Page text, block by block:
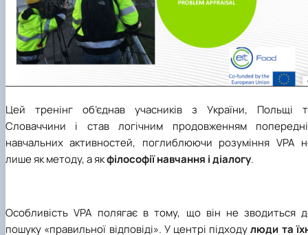
Цей тренінг об’єднав учасників з України, Польщі
Словаччини і став логічним продовженням
навчальних активностей, поглиблюючи розуміння VPA
лише як методу, а якфілософії навчання і діалогу.
Особливість VPA полягає в тому, що він не зводиться
пошуку «правильної відповіді». У центрі підходулюди та